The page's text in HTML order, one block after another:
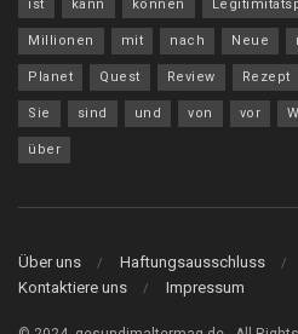
ist kann können
Millionen mit nach Neue
Planet Quest Review Rezept
Sie sind und von vor
über
Über uns Haftungsausschluss
Kontaktiere uns
Impressum